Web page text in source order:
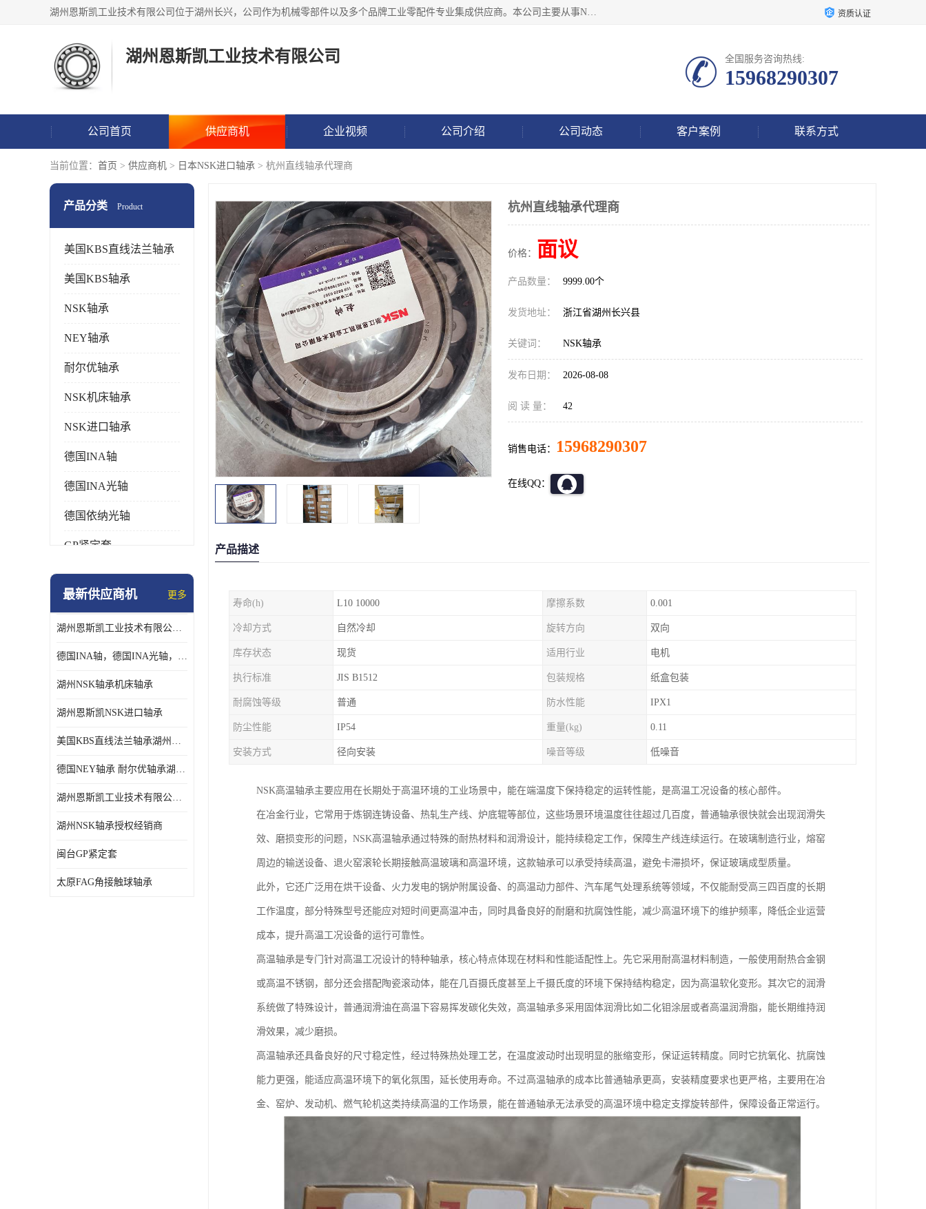
湖州恩斯凯工业技术有限公司位于湖州长兴，公司作为机械零部件以及多个品牌工业零配件专业集成供应商。本公司主要从事NSK进口轴承、SKF进口轴承、FAG进口轴承、NTN进口轴承、国产轴承：ZWZ、HRB、C&U轴承外球面轴承、导轨、丝杠、滑块、 润滑油、工业皮带及其他工业零部件的销售. 资质认证
湖州恩斯凯工业技术有限公司 全国服务咨询热线:
15968290307
公司首页 供应商机 企业视频 公司介绍 公司动态 客户案例 联系方式
当前位置： 首页 > 供应商机 > 日本NSK进口轴承 > 杭州直线轴承代理商
产品分类 Product
美国KBS直线法兰轴承
美国KBS轴承
NSK轴承
NEY轴承
耐尔优轴承
NSK机床轴承
NSK进口轴承
德国INA轴
德国INA光轴
德国依纳光轴
GP紧定套
SKF轴承
日本NSK进口轴承
德国INA进口轴承
最新供应商机 更多
湖州恩斯凯工业技术有限公司 湖州NSK轴承
德国INA轴，德国INA光轴，德国依纳光轴
湖州NSK轴承机床轴承
湖州恩斯凯NSK进口轴承
美国KBS直线法兰轴承湖州KBS轴承
德国NEY轴承 耐尔优轴承湖州代理商
湖州恩斯凯工业技术有限公司NSK轴承*经销商
湖州NSK轴承授权经销商
闽台GP紧定套
太原FAG角接触球轴承
杭州直线轴承代理商
价格： 面议
产品数量： 9999.00个
发货地址： 浙江省湖州长兴县
关键词： NSK轴承
发布日期： 2026-08-08
阅 读 量： 42
销售电话： 15968290307
在线QQ：
产品描述
寿命(h) L10 10000 摩擦系数 0.001
冷却方式 自然冷却 旋转方向 双向
库存状态 现货 适用行业 电机
执行标准 JIS B1512 包装规格 纸盒包装
耐腐蚀等级 普通 防水性能 IPX1
防尘性能 IP54 重量(kg) 0.11
安装方式 径向安装 噪音等级 低噪音
NSK高温轴承主要应用在长期处于高温环境的工业场景中，能在端温度下保持稳定的运转性能，是高温工况设备的核心部件。
在冶金行业，它常用于炼钢连铸设备、热轧生产线、炉底辊等部位，这些场景环境温度往往超过几百度，普通轴承很快就会出现润滑失
效、磨损变形的问题，NSK高温轴承通过特殊的耐热材料和润滑设计，能持续稳定工作，保障生产线连续运行。在玻璃制造行业，熔窑
周边的输送设备、退火窑滚轮长期接触高温玻璃和高温环境，这款轴承可以承受持续高温，避免卡滞损坏，保证玻璃成型质量。
此外，它还广泛用在烘干设备、火力发电的锅炉附属设备、的高温动力部件、汽车尾气处理系统等领域，不仅能耐受高三四百度的长期
工作温度，部分特殊型号还能应对短时间更高温冲击，同时具备良好的耐磨和抗腐蚀性能，减少高温环境下的维护频率，降低企业运营
成本，提升高温工况设备的运行可靠性。
高温轴承是专门针对高温工况设计的特种轴承，核心特点体现在材料和性能适配性上。先它采用耐高温材料制造，一般使用耐热合金钢
或高温不锈钢，部分还会搭配陶瓷滚动体，能在几百摄氏度甚至上千摄氏度的环境下保持结构稳定，因为高温软化变形。其次它的润滑
系统做了特殊设计，普通润滑油在高温下容易挥发碳化失效，高温轴承多采用固体润滑比如二化钼涂层或者高温润滑脂，能长期维持润
滑效果，减少磨损。
高温轴承还具备良好的尺寸稳定性，经过特殊热处理工艺，在温度波动时出现明显的胀缩变形，保证运转精度。同时它抗氧化、抗腐蚀
能力更强，能适应高温环境下的氧化氛围，延长使用寿命。不过高温轴承的成本比普通轴承更高，安装精度要求也更严格，主要用在冶
金、窑炉、发动机、燃气轮机这类持续高温的工作场景，能在普通轴承无法承受的高温环境中稳定支撑旋转部件，保障设备正常运行。